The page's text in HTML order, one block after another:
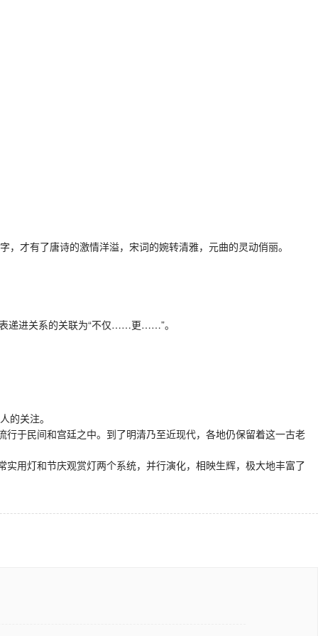
有了唐诗的激情洋溢，宋词的婉转清雅，元曲的灵动俏丽。
递进关系的关联为“不仅……更……”。
关注。
于民间和宫廷之中。到了明清乃至近现代，各地仍保留着这一古老
用灯和节庆观赏灯两个系统，并行演化，相映生辉，极大地丰富了